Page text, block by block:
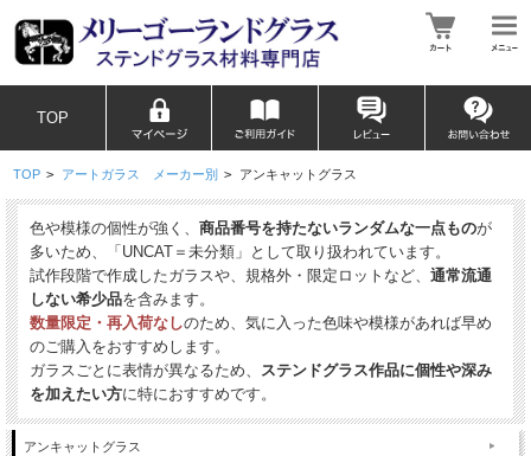
TOP
TOP > アートガラス メーカー別 > アンキャットグラス
色や模様の個性が強く、 商品番号を持たないランダムな一点ものが
多いため、「UNCAT＝未分類」として取り扱われています。
試作段階で作成したガラスや、規格外・限定ロットなど、 通常流通
しない希少品を含みます。
数量限定・再入荷なしのため、気に入った色味や模様があれば早め
のご購入をおすすめします。
ガラスごとに表情が異なるため、 ステンドグラス作品に個性や深み
を加えたい方に特におすすめです。
アンキャットグラス